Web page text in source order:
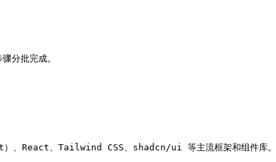
分批完成。
、React、Tailwind CSS、shadcn/ui 等主流框架和组件库。